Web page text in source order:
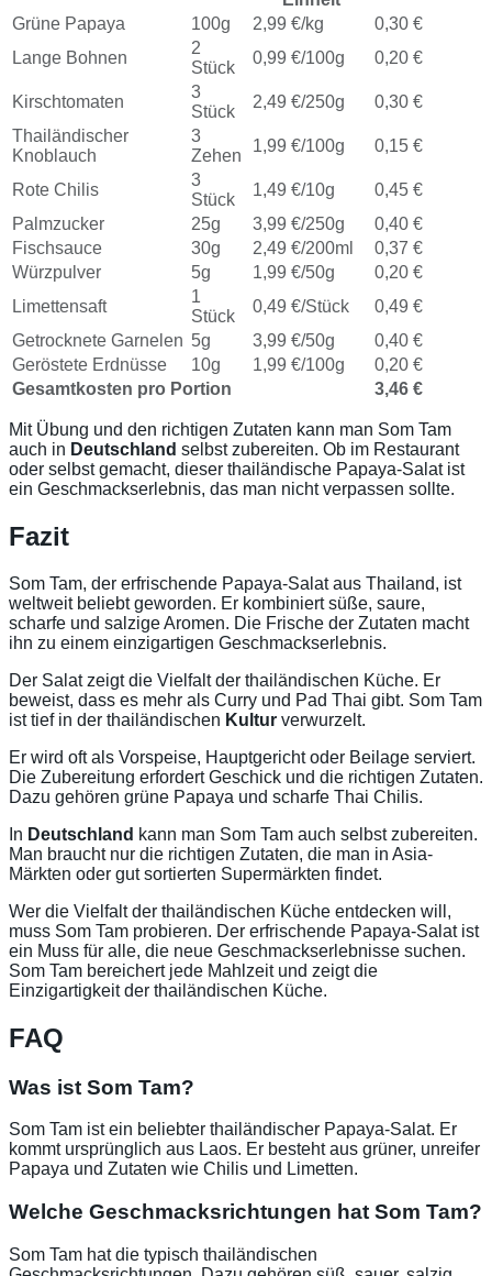
Grüne Papaya
100g 2,99 €/kg
0,30 €
Lange Bohnen
2
Stück
0,99 €/100g 0,20 €
Kirschtomaten
3
Stück
2,49 €/250g
0,30 €
Thailändischer
Knoblauch
3
Zehen
1,99 €/100g 0,15 €
Rote Chilis
3
Stück
1,49 €/10g
0,45 €
Palmzucker
25g 3,99 €/250g
0,40 €
Fischsauce
30g 2,49 €/200ml
0,37 €
Würzpulver
5g 1,99 €/50g
0,20 €
Limettensaft
1
Stück
0,49 €/Stück
0,49 €
Getrocknete Garnelen 5g 3,99 €/50g
0,40 €
Geröstete Erdnüsse
10g 1,99 €/100g
0,20 €
Gesamtkosten pro Portion
3,46 €
Mit Übung und den richtigen Zutaten kann man Som Tam
auch in Deutschland selbst zubereiten. Ob im Restaurant
oder selbst gemacht, dieser thailändische Papaya-Salat ist
ein Geschmackserlebnis, das man nicht verpassen sollte.
Fazit
Som Tam, der erfrischende Papaya-Salat aus Thailand, ist
weltweit beliebt geworden. Er kombiniert süße, saure,
scharfe und salzige Aromen. Die Frische der Zutaten macht
ihn zu einem einzigartigen Geschmackserlebnis.
Der Salat zeigt die Vielfalt der thailändischen Küche. Er
beweist, dass es mehr als Curry und Pad Thai gibt. Som Tam
ist tief in der thailändischen Kultur verwurzelt.
Er wird oft als Vorspeise, Hauptgericht oder Beilage serviert.
Die Zubereitung erfordert Geschick und die richtigen Zutaten.
Dazu gehören grüne Papaya und scharfe Thai Chilis.
In Deutschland kann man Som Tam auch selbst zubereiten.
Man braucht nur die richtigen Zutaten, die man in Asia-
Märkten oder gut sortierten Supermärkten findet.
Wer die Vielfalt der thailändischen Küche entdecken will,
muss Som Tam probieren. Der erfrischende Papaya-Salat ist
ein Muss für alle, die neue Geschmackserlebnisse suchen.
Som Tam bereichert jede Mahlzeit und zeigt die
Einzigartigkeit der thailändischen Küche.
FAQ
Was ist Som Tam?
Som Tam ist ein beliebter thailändischer Papaya-Salat. Er
kommt ursprünglich aus Laos. Er besteht aus grüner, unreifer
Papaya und Zutaten wie Chilis und Limetten.
Welche Geschmacksrichtungen hat Som Tam?
Som Tam hat die typisch thailändischen